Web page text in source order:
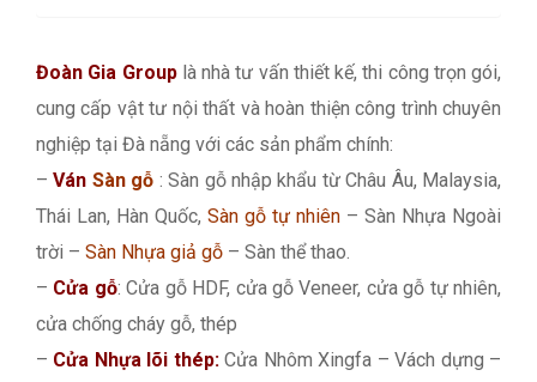
Đoàn Gia Grouplà nhà tư vấn thiết kế, thi công trọn gói,
cung cấp vật tư nội thất và hoàn thiện công trình chuyên
nghiệp tại Đà nẵng với các sản phẩm chính:
–Ván Sàn gỗ : Sàn gỗ nhập khẩu từ Châu Âu, Malaysia,
Thái Lan, Hàn Quốc, Sàn gỗ tự nhiên – Sàn Nhựa Ngoài
trời – Sàn Nhựa giả gỗ – Sàn thể thao.
– Cửa gỗ: Cửa gỗ HDF, cửa gỗ Veneer, cửa gỗ tự nhiên,
cửa chống cháy gỗ, thép
– Cửa Nhựa lõi thép:Cửa Nhôm Xingfa – Vách dựng –